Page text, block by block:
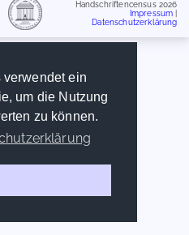
verwendet ein
um die Nutzung
zu können.
Handschriftencensus 2026
Impressum
Datenschutzerklärung